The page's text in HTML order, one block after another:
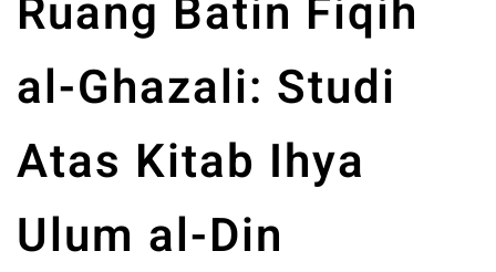
Ruang Batin Fiqih
al-Ghazali: Studi
Atas Kitab Ihya
Ulum al-Din